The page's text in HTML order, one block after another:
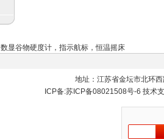
数显谷物硬度计 ， 指示航标 ，恒温摇床
地址：江苏省金坛市北环
ICP备:苏ICP备08021508号-6 技术